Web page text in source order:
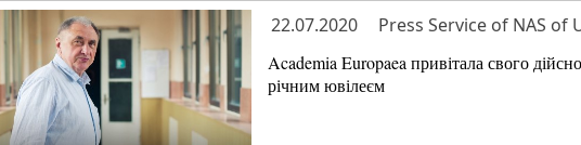
22.07.2020 Press Service of NAS of
Academia Europaea привітала свого
річним ювілеєм